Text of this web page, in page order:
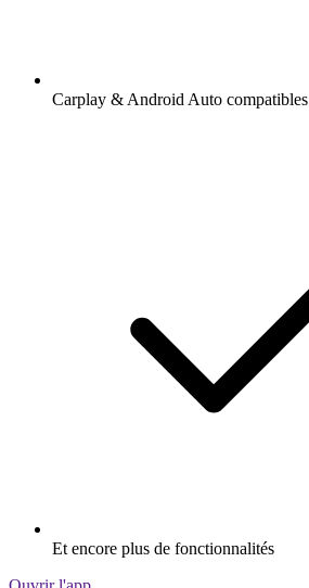
Carplay & Android Auto compatibles
Et encore plus de fonctionnalités